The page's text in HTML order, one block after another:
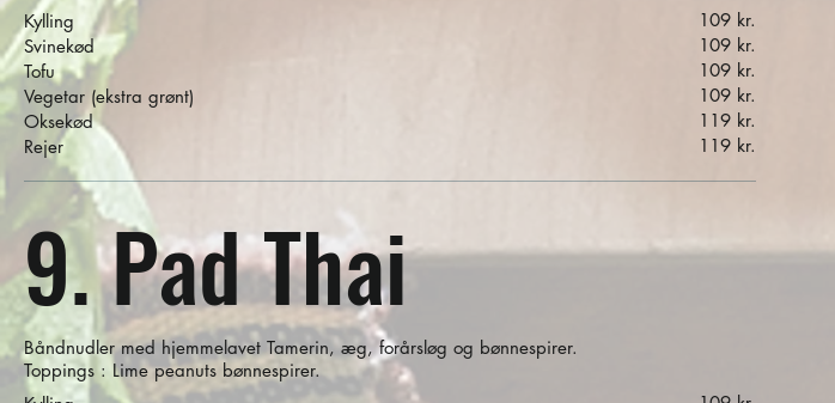
Kylling
109 kr.
Svinekød
109 kr.
Tofu
109 kr.
Vegetar (ekstra grønt)
109 kr.
Oksekød
119 kr.
Rejer
119 kr.
9. Pad Thai
Båndnudler med hjemmelavet Tamerin, æg, forårsløg og bønnespirer.
Toppings : Lime peanuts bønnespirer.